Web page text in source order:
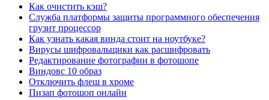
Как очистить кэш?
Служба платформы защиты программного обеспечения
грузит процессор
Как узнать какая винда стоит на ноутбуке?
Вирусы шифровальщики как расшифровать
Редактирование фотографии в фотошопе
Виндовс 10 образ
Отключить флеш в хроме
Пизап фотошоп онлайн